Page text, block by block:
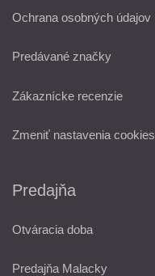
Ochrana osobných údajov
Predávané značky
Zákaznícke recenzie
Zmeniť nastavenia cookies
Predajňa
Otváracia doba
Predajňa Malacky